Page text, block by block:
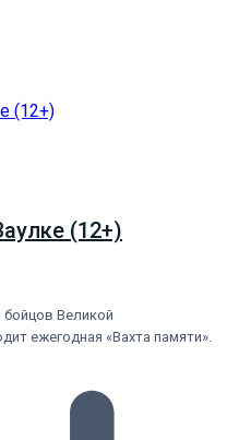
(12+)
Великой
ежегодная «Вахта памяти».